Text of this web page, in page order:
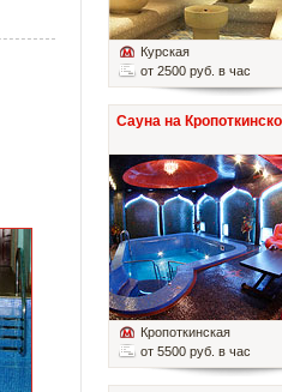
Курская
от 2500 руб. в час
Сауна на
Кропоткинская
от 5500 руб. в час